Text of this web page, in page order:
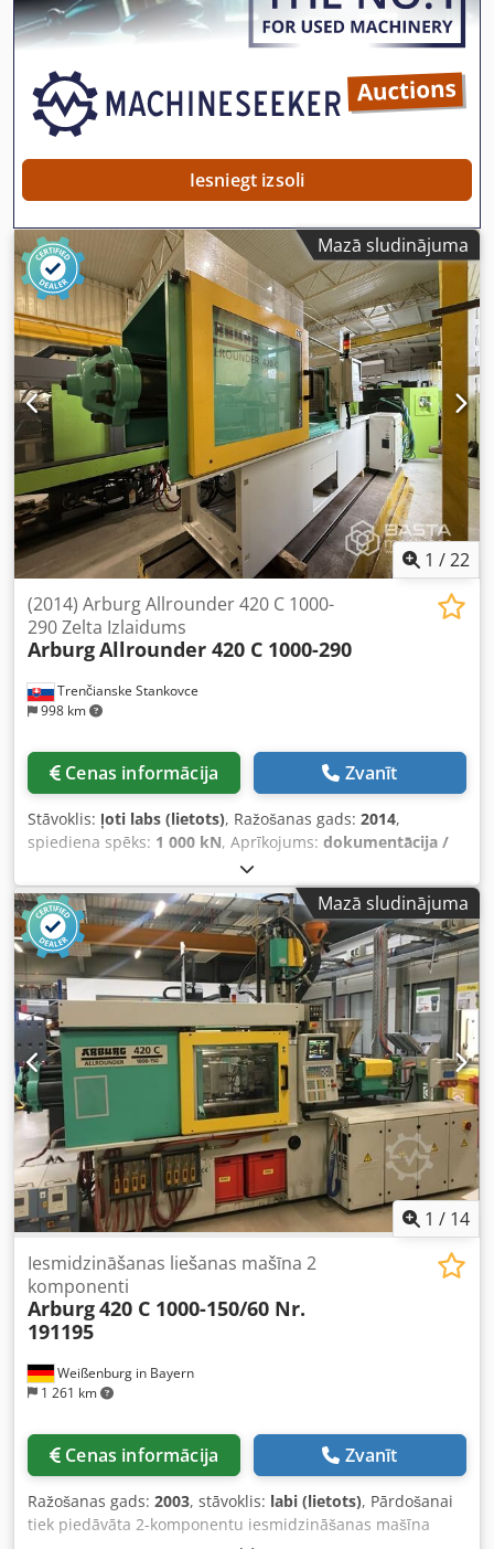
Iesniegt izsoli
Mazā sludinājuma
1 /22
Trenčianske Stankovce
998 km
(2014) Arburg Allrounder 420 C 1000-
290 Zelta Izlaidums
ArburgAllrounder 420 C 1000-290
Cenas informācija Zvanīt
Stāvoklis: ļoti labs (lietots), Ražošanas gads: 2014,
spiediena spēks: 1 000 kN, Aprīkojums: dokumentācija /
, Spiediena spēks: 100 t Atvēršanas gājiens:
500 mm Attālums starp plāksnēm (p x a): 570 x 570 mm
Brīvs kolonu attālums: 420 × 420 mm Izgrūšanas gājiens:
175 mm Izgrūšanas spēks: 40 kN Hidrauliskā sūknis: 23,9
kW Gliemezis: 35 mm, gliemeža L/D attiecība 20, 30% stikls
Maks. kušanas tilpums: 144 cm³ Moto stundas: 35047
Sūknis G x P x A: 3700 x 1650 x 2600 mm Svars: 3650 kg
Valodas: čehu, angļu, vācu Stāvoklis: Iekārta ir izcilā
tehniskā stāvoklī Dksdpezilqksfx Ap Ier Darbībā līdz 2024.
gada 30. martam, šobrīd nav pievienota elektrībai
Mazā sludinājuma
1 / 14
Weißenburg in Bayern
1 261 km
Iesmidzināšanas liešanas mašīna 2
komponenti
Arburg420 C 1000-150/60 Nr.
191195
Cenas informācija Zvanīt
Ražošanas gads: 2003, stāvoklis: labi (lietots), Pārdošanai
tiek piedāvāta 2-komponentu iesmidzināšanas mašīna